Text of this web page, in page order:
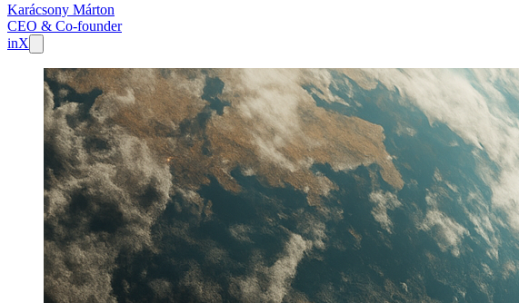
Karácsony Márton
CEO & Co-founder
inX